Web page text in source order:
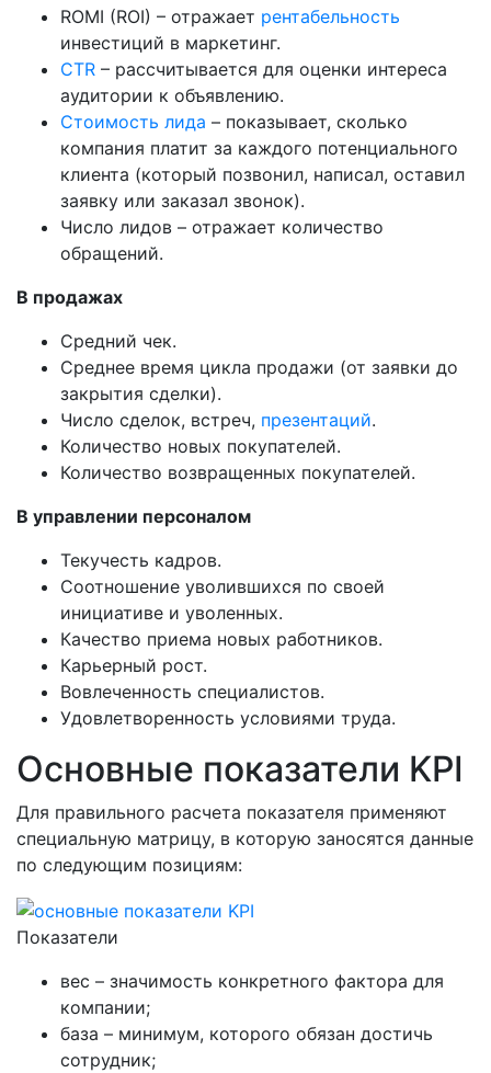
ROMI (ROI) – отражает рентабельность
инвестиций в маркетинг.
CTR – рассчитывается для оценки интереса
аудитории к объявлению.
Стоимость лида – показывает, сколько
компания платит за каждого потенциального
клиента (который позвонил, написал, оставил
заявку или заказал звонок).
Число лидов – отражает количество
обращений.
В продажах
Средний чек.
Среднее время цикла продажи (от заявки до
закрытия сделки).
Число сделок, встреч, презентаций.
Количество новых покупателей.
Количество возвращенных покупателей.
В управлении персоналом
Текучесть кадров.
Соотношение уволившихся по своей
инициативе и уволенных.
Качество приема новых работников.
Карьерный рост.
Вовлеченность специалистов.
Удовлетворенность условиями труда.
Основные показатели KPI
Для правильного расчета показателя применяют
специальную матрицу, в которую заносятся данные
по следующим позициям:
Показатели
вес – значимость конкретного фактора для
компании;
база – минимум, которого обязан достичь
сотрудник;